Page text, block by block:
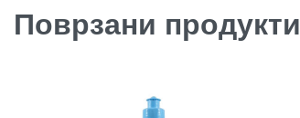
Поврзани продукти